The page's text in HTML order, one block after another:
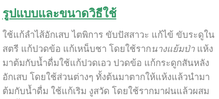
รูปแบบและขนาดวิธีใช้
ใช้แก้ลำไส้อักเสบ ไตพิการ ขับปัสสาวะ แก้ไข้ ขับระดูใน
สตรี แก้ปวดข้อ แก้เหน็บชา โดยใช้รากนางแย้มป่า แห้ง
มาต้มกับน้ำดื่มใช้แก้ปวดเอว ปวดข้อ แก้กระดูกสันหลัง
อักเสบ โดยใช้ส่วนต่างๆ ทั้งต้นมาตากให้แห้งแล้วนำมา
ต้มกับน้ำดื่ม ใช้แก้เริม งูสวัด โดยใช้รากมาฝนแล้วผสม